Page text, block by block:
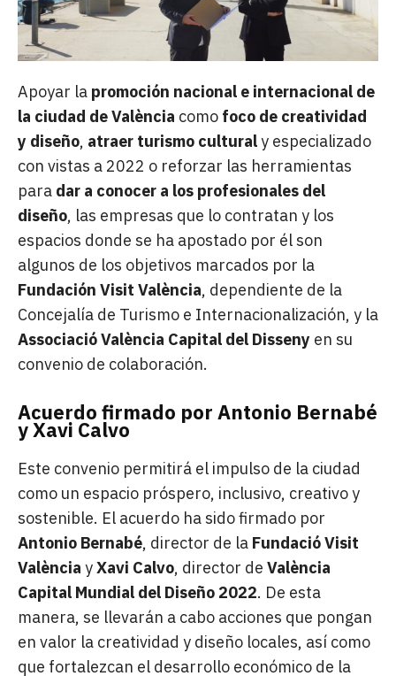
Apoyar la promoción nacional e internacional de
la ciudad de València como foco de creatividad
y diseño, atraer turismo culturaly especializado
con vistas a 2022 o reforzar las herramientas
para dar a conocer a los profesionales del
diseño, las empresas que lo contratan y los
espacios donde se ha apostado por él son
algunos de los objetivos marcados por la
Fundación Visit València, dependiente de la
Concejalía de Turismo e Internacionalización, y la
Associació València Capital del Disseny en su
convenio de colaboración.
Acuerdo firmado por Antonio Bernabé
y Xavi Calvo
Este convenio permitirá el impulso de la ciudad
como un espacio próspero, inclusivo, creativo y
sostenible. El acuerdo ha sido firmado por
Antonio Bernabé, director de la Fundació Visit
València yXavi Calvo, director de València
Capital Mundial del Diseño 2022. De esta
manera, se llevarán a cabo acciones que pongan
en valor la creatividad y diseño locales, así como
que fortalezcan el desarrollo económico de la